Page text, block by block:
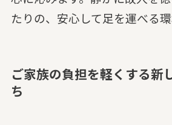
たりの、安心して足を運べる環
ご家族の負担を軽くする新
ち